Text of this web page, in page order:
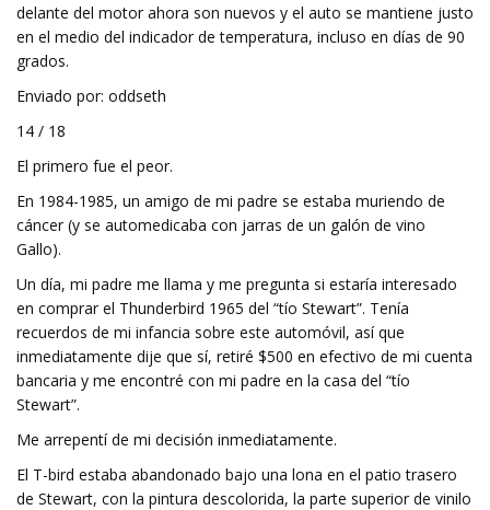
delante del motor ahora son nuevos y el auto se mantiene justo
en el medio del indicador de temperatura, incluso en días de 90
grados.
Enviado por: oddseth
14 / 18
El primero fue el peor.
En 1984-1985, un amigo de mi padre se estaba muriendo de
cáncer (y se automedicaba con jarras de un galón de vino
Gallo).
Un día, mi padre me llama y me pregunta si estaría interesado
en comprar el Thunderbird 1965 del “tío Stewart”. Tenía
recuerdos de mi infancia sobre este automóvil, así que
inmediatamente dije que sí, retiré $500 en efectivo de mi cuenta
bancaria y me encontré con mi padre en la casa del “tío
Stewart”.
Me arrepentí de mi decisión inmediatamente.
El T-bird estaba abandonado bajo una lona en el patio trasero
de Stewart, con la pintura descolorida, la parte superior de vinilo